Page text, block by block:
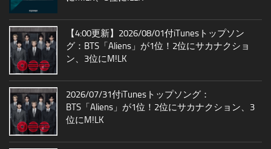
【4:00更新】2026/08/01付iTunesトップソン
グ：BTS「Aliens」が1位！2位にサカナクショ
ン、3位にM!LK
2026/07/31付iTunesトップソング：
BTS「Aliens」が1位！2位にサカナクション、3
位にM!LK